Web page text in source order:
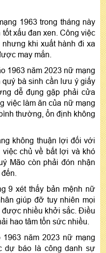
1963 trong tháng này
xấu đan xen. Công việc
khi xuất hành đi xa
may mắn.
1963 năm 2023 nữ mạng
quý bà sinh cần lưu ý giấy
dễ đụng gặp phải cửa
việc làm ăn của nữ mạng
thường, ổn định không
không thuận lợi đối với
việc chủ về bất lợi và khó
Mão còn phải đón nhận
9 xét thấy bản mệnh nữ
giúp đỡ tuy nhiên mọi
được nhiều khởi sắc. Điều
hao tâm tổn sức nhiều.
năm 2023 nữ mạng
dự báo là công danh sự